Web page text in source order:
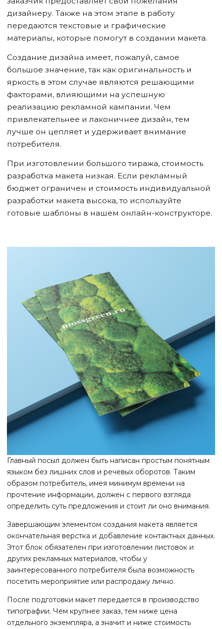
дизайнеру. Также на этом этапе в работу
передаются текстовые и графические
материалы, которые помогут в создании макета.
Создание дизайна имеет, пожалуй, самое
большое значение, так как оригинальность и
яркость в этом случае являются решающими
факторами, влияющими на успешную
реализацию рекламной кампании. Чем
привлекательнее и лаконичнее дизайн, тем
лучше он цепляет и удерживает внимание
потребителя.
При изготовлении большого тиража, стоимость
разработка макета низкая. Если рекламный
бюджет ограничен и стоимость индивидуальной
разработки макета высока, то используйте
готовые шаблоны в нашем онлайн-конструкторе.
Главный посыл должен быть написан простым понятным
языком без лишних слов и речевых оборотов. Таким
образом потребитель, имея минимум времени на
прочтение информации, должен с первого взгляда
определить суть предложения и стоит ли оно внимания.
Завершающим элементом создания макета является
окончательная верстка и добавление контактных данных.
Этот блок обязателен при изготовлении листовок и
других рекламных материалов, чтобы у
заинтересованного потребителя была возможность
посетить мероприятие или распродажу лично.
После подготовки макет передается в производство
типографии. Чем крупнее заказ, тем ниже цена
отдельного экземпляра, а значит и ниже стоимость